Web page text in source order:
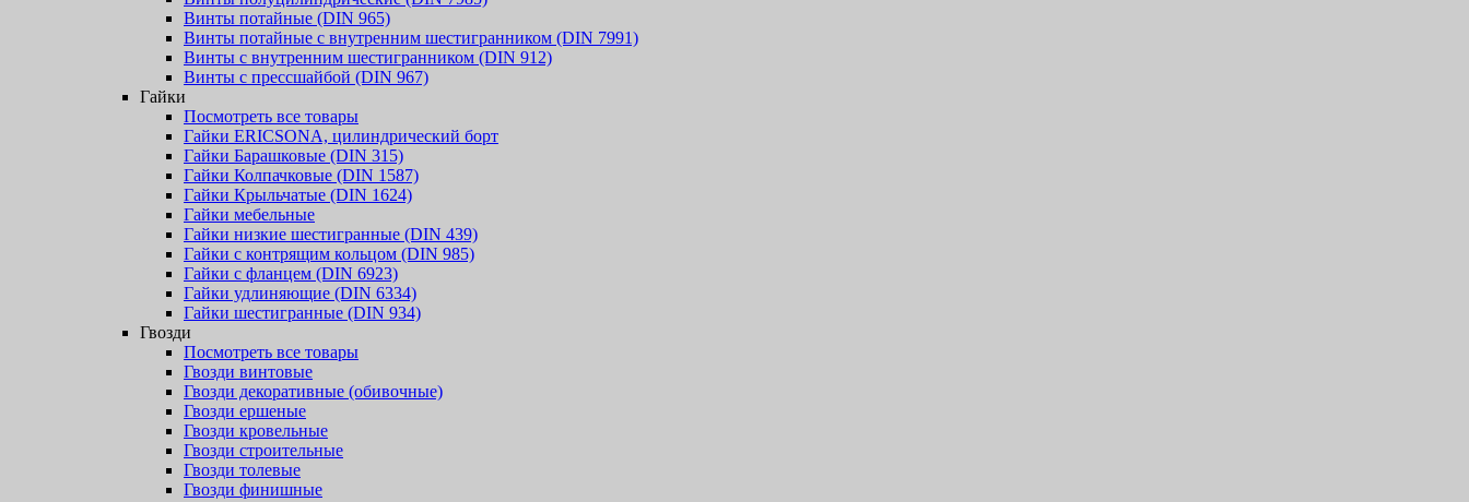
Винты потайные (DIN 965)
Винты потайные с внутренним шестигранником (DIN 7991)
Винты с внутренним шестигранником (DIN 912)
Винты с прессшайбой (DIN 967)
Гайки
Посмотреть все товары
Гайки ERICSONA, цилиндрический борт
Гайки Барашковые (DIN 315)
Гайки Колпачковые (DIN 1587)
Гайки Крыльчатые (DIN 1624)
Гайки мебельные
Гайки низкие шестигранные (DIN 439)
Гайки с контрящим кольцом (DIN 985)
Гайки с фланцем (DIN 6923)
Гайки удлиняющие (DIN 6334)
Гайки шестигранные (DIN 934)
Гвозди
Посмотреть все товары
Гвозди винтовые
Гвозди декоративные (обивочные)
Гвозди ершеные
Гвозди кровельные
Гвозди строительные
Гвозди толевые
Гвозди финишные